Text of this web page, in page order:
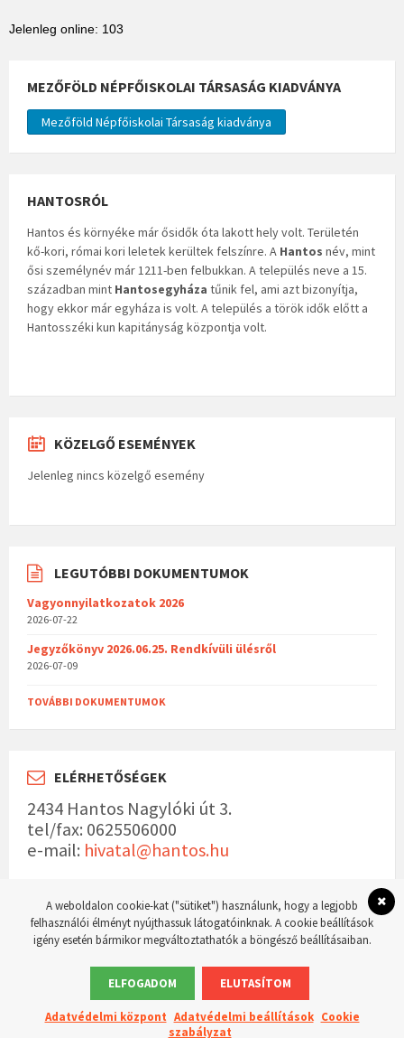
Jelenleg online: 103
MEZŐFÖLD NÉPFŐISKOLAI TÁRSASÁG KIADVÁNYA
Mezőföld Népfőiskolai Társaság kiadványa
HANTOSRÓL
Hantos és környéke már ősidők óta lakott hely volt. Területén
kő-kori, római kori leletek kerültek felszínre. A Hantos név, mint
ősi személynév már 1211-ben felbukkan. A település neve a 15.
században mint Hantosegyháza tűnik fel, ami azt bizonyítja,
hogy ekkor már egyháza is volt. A település a török idők előtt a
Hantosszéki kun kapitányság központja volt.
KÖZELGŐ ESEMÉNYEK
Jelenleg nincs közelgő esemény
LEGUTÓBBI DOKUMENTUMOK
Vagyonnyilatkozatok 2026
2026-07-22
Jegyzőkönyv 2026.06.25. Rendkívüli ülésről
2026-07-09
TOVÁBBI DOKUMENTUMOK
ELÉRHETŐSÉGEK
2434 Hantos Nagylóki út 3.
tel/fax: 0625506000
e-mail: hivatal@hantos.hu
© 2023 Hantos község hivatalos weboldala Készítette:WordPress Master weboldal
A weboldalon cookie-kat ("sütiket") használunk, hogy a legjobb
felhasználói élményt nyújthassuk látogatóinknak. A cookie beállítások
igény esetén bármikor megváltoztathatók a böngésző beállításaiban.
ELFOGADOM ELUTASÍTOM
Adatvédelmi központ Adatvédelmi beállítások Cookie
szabályzat